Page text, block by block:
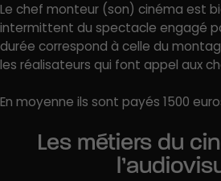
Le chef monteur (son) cinéma est
intermittent du spectacle engagé
durée correspond à celle du
les réalisateurs qui font appel aux
En moyenne ils sont payés 1500
Les métiers du